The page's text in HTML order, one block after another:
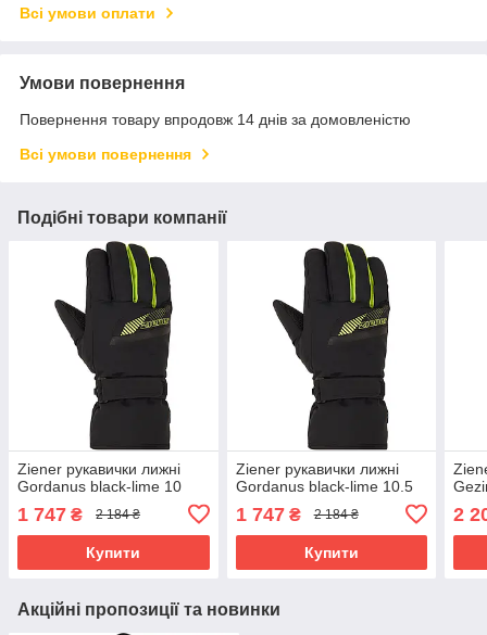
Всі умови оплати
Умови повернення
Повернення товару впродовж 14 днів за домовленістю
Всі умови повернення
Подібні товари компанії
Ziener рукавички лижні
Gordanus black-lime 10
1 747 ₴ 2 184 ₴
Купити
Ziener рукавички лижні
Gordanus black-lime 10.5
1 747₴ 2 184 ₴
Купити
2
Акційні пропозиції та новинки